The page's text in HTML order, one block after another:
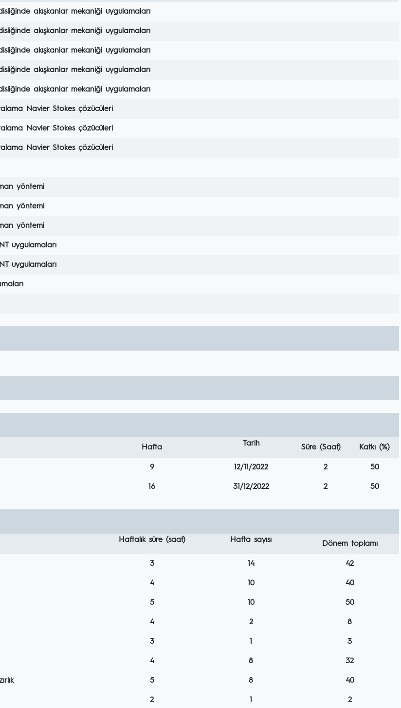
akışkanlar mekaniği uygulamaları
akışkanlar mekaniği uygulamaları
akışkanlar mekaniği uygulamaları
akışkanlar mekaniği uygulamaları
akışkanlar mekaniği uygulamaları
Navier Stokes çözücüleri
Navier Stokes çözücüleri
Navier Stokes çözücüleri
yöntemi
yöntemi
yöntemi
uygulamaları
uygulamaları
Hafta Tarih Süre (Saat) Katkı (%)
9 12/11/2022 2 50
16 31/12/2022 2 50
Haftalık süre (saat) Hafta sayısı Dönem toplamı
3 14 42
4 10 40
5 10 50
4 2 8
3 1 3
4 8 32
5 8 40
2 1 2